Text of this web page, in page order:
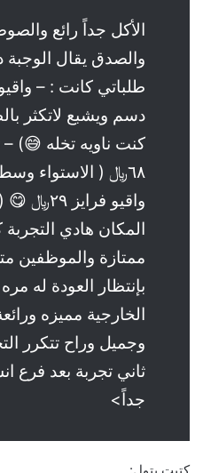
الأكل جداً رائع
والصدق يقال
دسم ويشبع لاتكثر
كنت ناويه تخله 😅) –
٦٨﷼ ( الاستواء
واقيو
المكان هادي
ممتازة والموظفين
بإنتظار العودة له
الخارجية مميزه
وجميل وراح تتكرر
ثاني تجربة بعد فرع
جداً>